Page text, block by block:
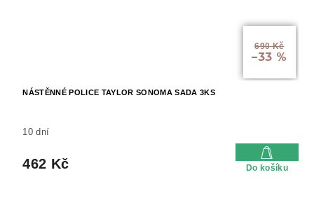
690 Kč
–33 %
NÁSTĚNNÉ POLICE TAYLOR SONOMA SADA 3KS
10 dní
462 Kč Do košíku